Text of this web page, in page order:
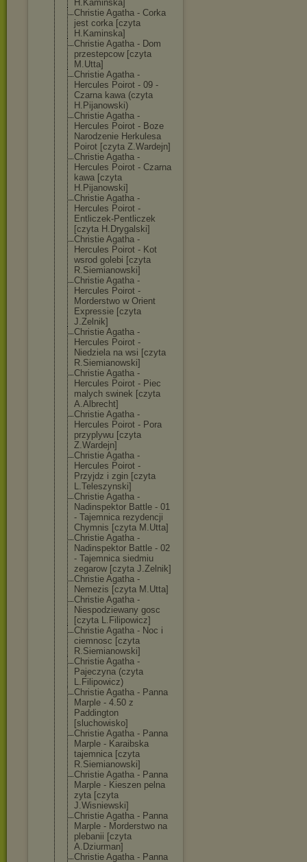
H.Kaminska]
Christie Agatha - Corka
jest corka [czyta
H.Kaminska]
Christie Agatha - Dom
przestepcow [czyta
M.Utta]
Christie Agatha -
Hercules Poirot - 09 -
Czarna kawa (czyta
H.Pijanowski)
Christie Agatha -
Hercules Poirot - Boze
Narodzenie Herkulesa
Poirot [czyta Z.Wardejn]
Christie Agatha -
Hercules Poirot - Czarna
kawa [czyta
H.Pijanowski]
Christie Agatha -
Hercules Poirot -
Entliczek-Pent liczek
[czyta H.Drygalski]
Christie Agatha -
Hercules Poirot - Kot
wsrod golebi [czyta
R.Siemianowski]
Christie Agatha -
Hercules Poirot -
Morderstwo w Orient
Expressie [czyta
J.Zelnik]
Christie Agatha -
Hercules Poirot -
Niedziela na wsi [czyta
R.Siemianowski]
Christie Agatha -
Hercules Poirot - Piec
malych swinek [czyta
A.Albrecht]
Christie Agatha -
Hercules Poirot - Pora
przyplywu [czyta
Z.Wardejn]
Christie Agatha -
Hercules Poirot -
Przyjdz i zgin [czyta
L.Teleszynski]
Christie Agatha -
Nadinspektor Battle - 01
- Tajemnica rezydencji
Chymnis [czyta M.Utta]
Christie Agatha -
Nadinspektor Battle - 02
- Tajemnica siedmiu
zegarow [czyta J.Zelnik]
Christie Agatha -
Nemezis [czyta M.Utta]
Christie Agatha -
Niespodziewany gosc
[czyta L.Filipowicz]
Christie Agatha - Noc i
ciemnosc [czyta
R.Siemianowski]
Christie Agatha -
Pajeczyna (czyta
L.Filipowicz)
Christie Agatha - Panna
Marple - 4.50 z
Paddington
[sluchowisko]
Christie Agatha - Panna
Marple - Karaibska
tajemnica [czyta
R.Siemianowski]
Christie Agatha - Panna
Marple - Kieszen pelna
zyta [czyta
J.Wisniewski]
Christie Agatha - Panna
Marple - Morderstwo na
plebanii [czyta
A.Dziurman]
Christie Agatha - Panna